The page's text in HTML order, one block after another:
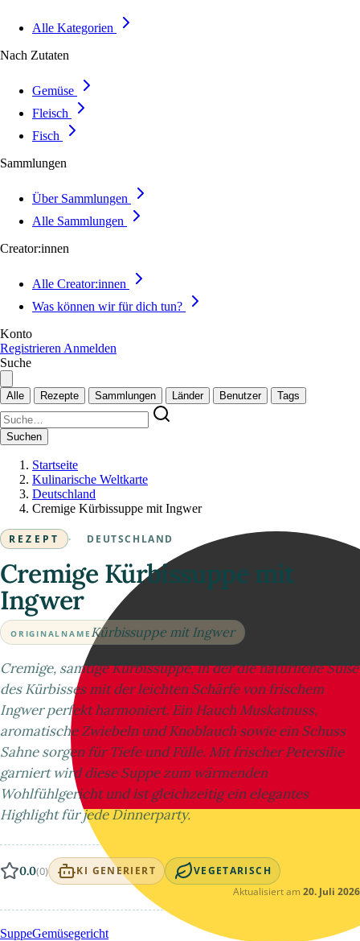
Alle Kategorien
Nach Zutaten
Gemüse
Fleisch
Fisch
Sammlungen
Über Sammlungen
Alle Sammlungen
Creator:innen
Alle Creator:innen
Was können wir für dich tun?
Konto
Registrieren Anmelden
Suche
Alle Rezepte Sammlungen Länder Benutzer Tags
Suchen
Startseite
Kulinarische Weltkarte
Deutschland
Cremige Kürbissuppe mit Ingwer
REZEPT · DEUTSCHLAND
Cremige Kürbissuppe mit
Ingwer
ORIGINALNAME Kürbissuppe mit Ingwer
Cremige, samtige Kürbissuppe, in der die natürliche Süße
des Kürbisses mit der leichten Schärfe von frischem
Ingwer perfekt harmoniert. Ein Hauch Muskatnuss,
aromatische Zwiebeln und Knoblauch sowie ein Schuss
Sahne sorgen für Tiefe und Fülle. Mit frischer Petersilie
garniert wird diese Suppe zum wärmenden
Wohlfühlgericht und ist gleichzeitig ein elegantes
Highlight für jede Dinnerparty.
0.0(0) KI GENERIERT VEGETARISCH
Aktualisiert am 20. Juli 2026
SuppeGemüsegericht